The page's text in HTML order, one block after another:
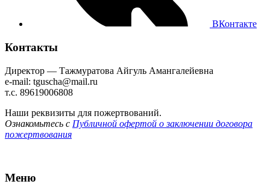
ВКонтакте
Контакты
Директор — Тажмуратова Айгуль Амангалейевна
e-mail: tguscha@mail.ru
т.с. 89619006808
Наши реквизиты для пожертвований.
Ознакомьтесь с Публичной офертой о заключении договора
пожертвования
Меню